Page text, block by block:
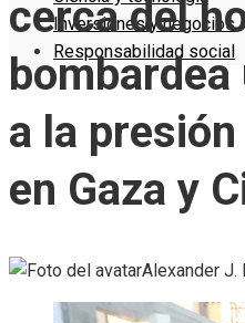
Inversiones y negocios
Responsabilidad social
cerca del
a la
en Gaza y
Alexander J.